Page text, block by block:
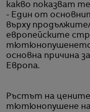
какво показват
- Един от
върху
европейските
основна причина
Европа.
Ръстът на
тютюнопушене